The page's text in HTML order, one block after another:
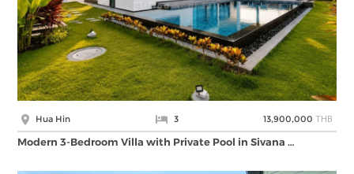
Hua Hin 3 13,900,000 THB
Modern 3-Bedroom Villa with Private Pool in Sivana …